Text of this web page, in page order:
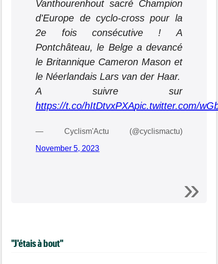
Vanthourenhout sacré Champion
d'Europe de cyclo-cross pour la
2e fois consécutive ! A
Pontchâteau, le Belge a devancé
le Britannique Cameron Mason et
le Néerlandais Lars van der Haar.
A suivre sur
https://t.co/hItDtvxPXApic.twitter.com/
— Cyclism'Actu (@cyclismactu)
November 5, 2023
"J'étais à bout"